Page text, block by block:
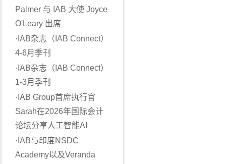
Palmer 与 IAB 大使 Joyce
O'Leary 出席
· IAB杂志（IAB Connect）
4-6月季刊
· IAB杂志（IAB Connect）
1-3月季刊
· IAB Group首席执行官
Sarah在2026年国际会计
论坛分享人工智能AI
· IAB与印度NSDC
Academy以及Veranda